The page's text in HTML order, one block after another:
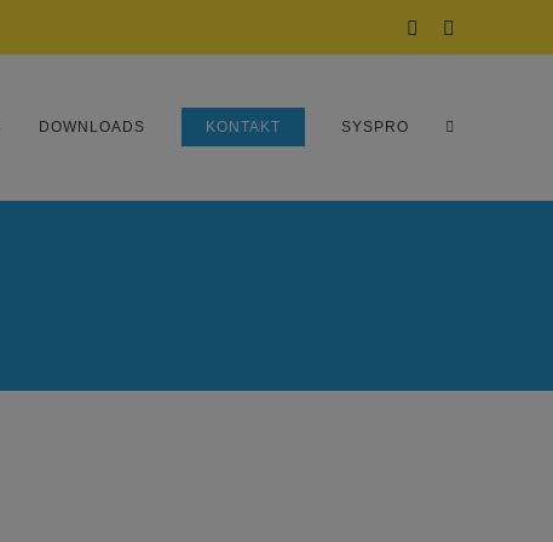
Facebook
DOWNLOADS KONTAKT SYSPRO